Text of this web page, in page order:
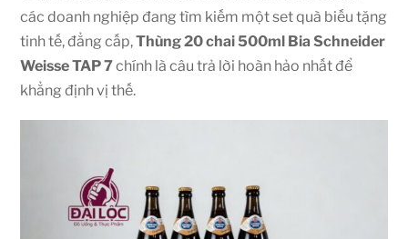
các doanh nghiệp đang tìm kiếm một set quà biếu tặng
tinh tế, đẳng cấp,Thùng 20 chai 500ml Bia Schneider
Weisse TAP 7chính là câu trả lời hoàn hảo nhất để
khẳng định vị thế.